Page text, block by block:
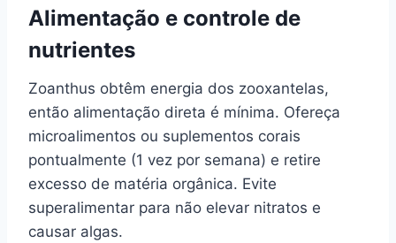
Alimentação e controle de
nutrientes
Zoanthus obtêm energia dos zooxantelas,
então alimentação direta é mínima. Ofereça
microalimentos ou suplementos corais
pontualmente (1 vez por semana) e retire
excesso de matéria orgânica. Evite
superalimentar para não elevar nitratos e
causar algas.